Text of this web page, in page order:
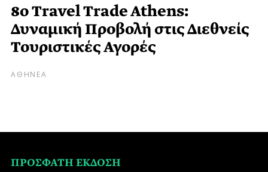
8ο Travel Trade Athens:
Δυναμική Προβολή στις Διεθνείς
Τουριστικές Αγορές
ΑΘΗΝΕΑ
ΠΡΟΣΦΑΤΗ ΕΚΔΟΣΗ